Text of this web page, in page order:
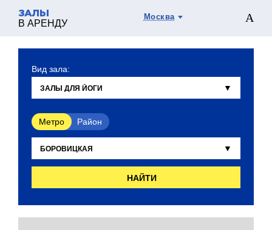
ЗАЛЫ
В АРЕНДУ
Москва
Вид зала:
Метро Район
НАЙТИ